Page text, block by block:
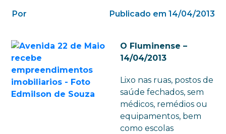
Por Publicado em 14/04/2013
O Fluminense –
14/04/2013
Lixo nas ruas, postos de
saúde fechados, sem
médicos, remédios ou
equipamentos, bem
como escolas